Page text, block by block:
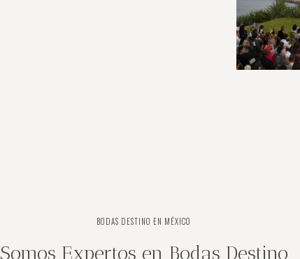
BODAS DESTINO EN MÉXICO
Somos Expertos en Bodas Destino